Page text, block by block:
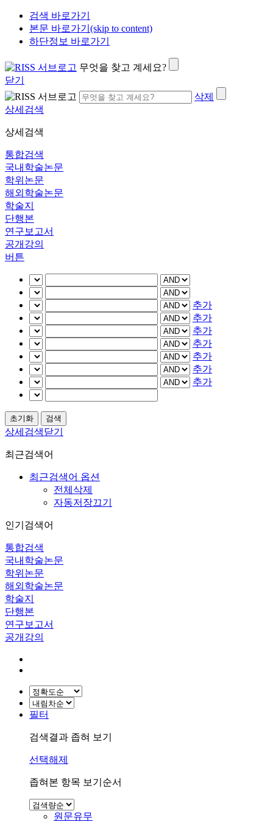
검색 바로가기
본문 바로가기(skip to content)
하단정보 바로가기
무엇을 찾고 계세요?
닫기
삭제
상세검색
상세검색
통합검색
국내학술논문
학위논문
해외학술논문
학술지
단행본
연구보고서
공개강의
버튼
추가
추가
추가
추가
추가
추가
추가
상세검색닫기
최근검색어
최근검색어 옵션
전체삭제
자동저장끄기
인기검색어
통합검색
국내학술논문
학위논문
해외학술논문
학술지
단행본
연구보고서
공개강의
필터
검색결과 좁혀 보기
선택해제
좁혀본 항목 보기순서
원문유무